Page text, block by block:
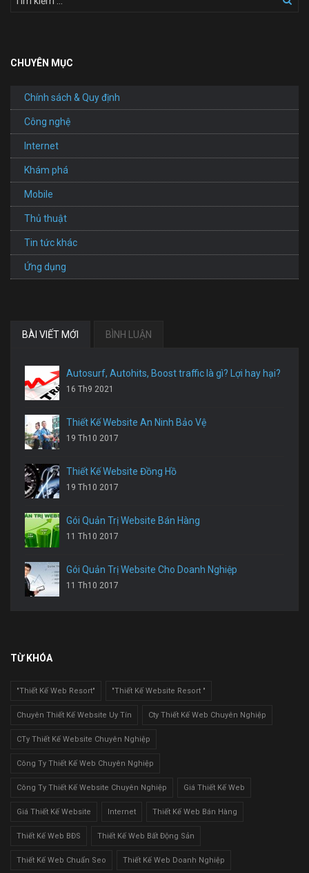
CHUYÊN MỤC
Chính sách & Quy định
Công nghệ
Internet
Khám phá
Mobile
Thủ thuật
Tin tức khác
Ứng dụng
BÀI VIẾT MỚI BÌNH LUẬN
Autosurf, Autohits, Boost traffic là gì? Lợi hay hại?
16 Th9 2021
Thiết Kế Website An Ninh Bảo Vệ
19 Th10 2017
Thiết Kế Website Đồng Hồ
19 Th10 2017
Gói Quản Trị Website Bán Hàng
11 Th10 2017
Gói Quản Trị Website Cho Doanh Nghiệp
11 Th10 2017
TỪ KHÓA
"Thiết Kế Web Resort" "Thiết Kế Website Resort "
Chuyên Thiết Kế Website Uy Tín Cty Thiết Kế Web Chuyên Nghiệp
CTy Thiết Kế Website Chuyên Nghiệp
Công Ty Thiết Kế Web Chuyên Nghiệp
Công Ty Thiết Kế Website Chuyên Nghiệp Giá Thiết Kế Web
Giá Thiết Kế Website Internet Thiết Kế Web Bán Hàng
Thiết Kế Web BĐS Thiết Kế Web Bất Động Sản
Thiết Kế Web Chuẩn Seo Thiết Kế Web Doanh Nghiệp